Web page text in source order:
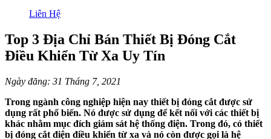
Liên Hệ
Top 3 Địa Chỉ Bán Thiết Bị Đóng Cắt
Điều Khiển Từ Xa Uy Tín
Ngày đăng: 31 Tháng 7, 2021
Trong ngành công nghiệp hiện nay thiết bị đóng cắt được sử
dụng rất phổ biến. Nó được sử dụng để kết nối với các thiết bị
khác nhằm mục đích giám sát hệ thống điện. Trong đó, có thiết
bị đóng cắt điện điều khiển từ xa và nó còn được gọi là hệ